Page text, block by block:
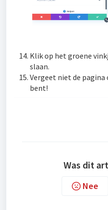
Klik op het groene
slaan.
Vergeet niet de
bent!
Was dit
Nee